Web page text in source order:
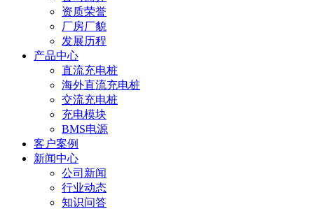
资质荣誉
厂房厂貌
发展历程
产品中心
直流充电桩
海外直流充电桩
交流充电桩
充电模块
BMS电源
客户案例
新闻中心
公司新闻
行业动态
知识问答